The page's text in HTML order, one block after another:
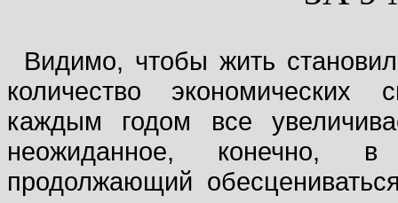
Видимо, чтобы жить
количество экономических
каждым годом все
неожиданное, конечно,
продолжающий